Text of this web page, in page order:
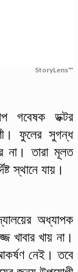
StoryLens™
গবেষক ডক্টর
ফুলের সুগন্ধ
না। তারা মূলত
স্থানে যায়।
অধ্যাপক
খাবার খায় না।
নেই। তবে